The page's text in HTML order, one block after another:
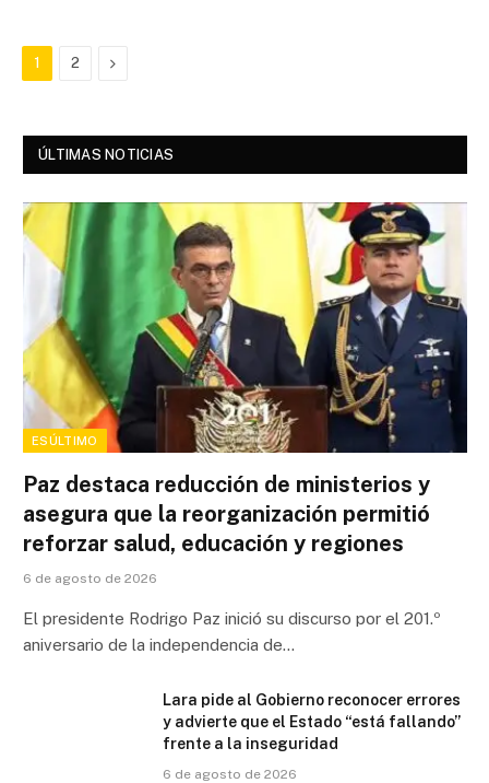
1 2 Next
ÚLTIMAS NOTICIAS
ESÚLTIMO
Paz destaca reducción de ministerios y
asegura que la reorganización permitió
reforzar salud, educación y regiones
6 de agosto de 2026
El presidente Rodrigo Paz inició su discurso por el 201.º
aniversario de la independencia de…
Lara pide al Gobierno reconocer errores
y advierte que el Estado “está fallando”
frente a la inseguridad
6 de agosto de 2026